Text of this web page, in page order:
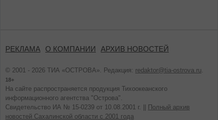
РЕКЛАМА О КОМПАНИИ АРХИВ НОВОСТЕЙ
© 2001 - 2026 ТИА «ОСТРОВА». Редакция: redaktor@tia-ostrova.ru.
18+
На сайте распространяется продукция Тихоокеанского
информационного агентства "Острова".
Свидетельство ИА № 15-0239 от 10.08.2001 г. ||
Полный архив
новостей Сахалинской области с 2001 года